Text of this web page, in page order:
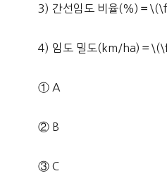
3) 간선임도 비율(%)＝
4) 임도 밀도(km/ha)＝
① A
② B
③ C